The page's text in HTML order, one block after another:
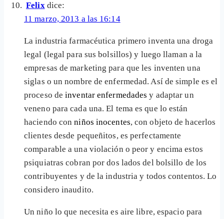
Felix dice:
11 marzo, 2013 a las 16:14
La industria farmacéutica primero inventa una droga
legal (legal para sus bolsillos) y luego llaman a la
empresas de marketing para que les inventen una
siglas o un nombre de enfermedad. Así de simple es el
proceso deinventar enfermedades y adaptar un
veneno para cada una. El tema es que lo están
haciendo conniños inocentes, con objeto de hacerlos
clientes desde pequeñitos, es perfectamente
comparable a una violación o peor y encima estos
psiquiatras cobran por dos lados del bolsillo de los
contribuyentes y de la industria y todos contentos. Lo
considero inaudito.
Un niño lo que necesita es aire libre, espacio para